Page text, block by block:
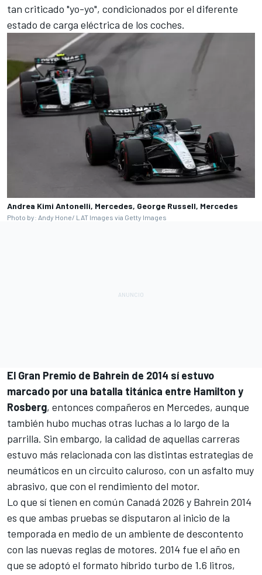
tan criticado "yo-yo", condicionados por el diferente
estado de carga eléctrica de los coches.
Andrea Kimi Antonelli, Mercedes, George Russell, Mercedes
Photo by: Andy Hone/ LAT Images via Getty Images
El Gran Premio de Bahrein de 2014 sí estuvo
marcado por una batalla titánica entre Hamilton y
Rosberg, entonces compañeros en Mercedes, aunque
también hubo muchas otras luchas a lo largo de la
parrilla. Sin embargo, la calidad de aquellas carreras
estuvo más relacionada con las distintas estrategias de
neumáticos en un circuito caluroso, con un asfalto muy
abrasivo, que con el rendimiento del motor.
Lo que sí tienen en común Canadá 2026 y Bahrein 2014
es que ambas pruebas se disputaron al inicio de la
temporada en medio de un ambiente de descontento
con las nuevas reglas de motores. 2014 fue el año en
que se adoptó el formato híbrido turbo de 1.6 litros,